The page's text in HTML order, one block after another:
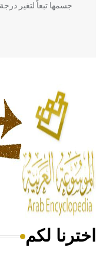
جسمها تبعاً لتغير
الحكم، الأدلة،
له الفضل بأنه حرر
- هل تعلم أن
من مادة كربونات
أجود أنواعه،
هل تعلم أن الأبسيد
اخترنا لكم